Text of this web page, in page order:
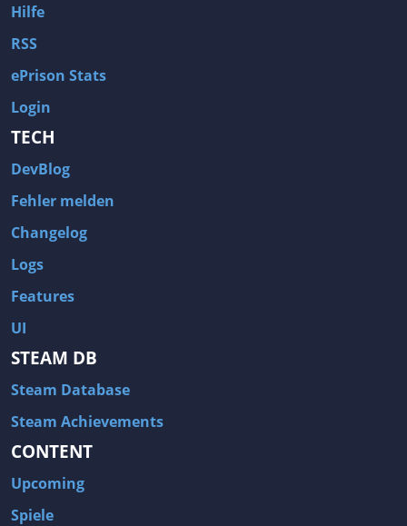
Hilfe
RSS
ePrison Stats
Login
TECH
DevBlog
Fehler melden
Changelog
Logs
Features
UI
STEAM DB
Steam Database
Steam Achievements
CONTENT
Upcoming
Spiele